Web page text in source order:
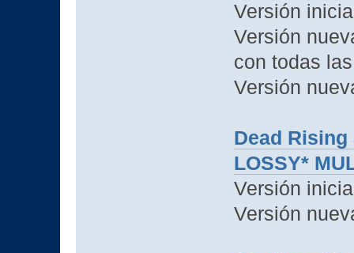
Versión
Versión
con todas
Versión
Dead Rising
LOSSY*
Versión
Versión